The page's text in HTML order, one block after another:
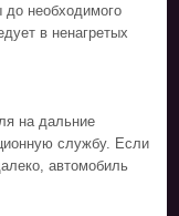
до необходимого
в ненагретых
на дальние
службу. Если
автомобиль